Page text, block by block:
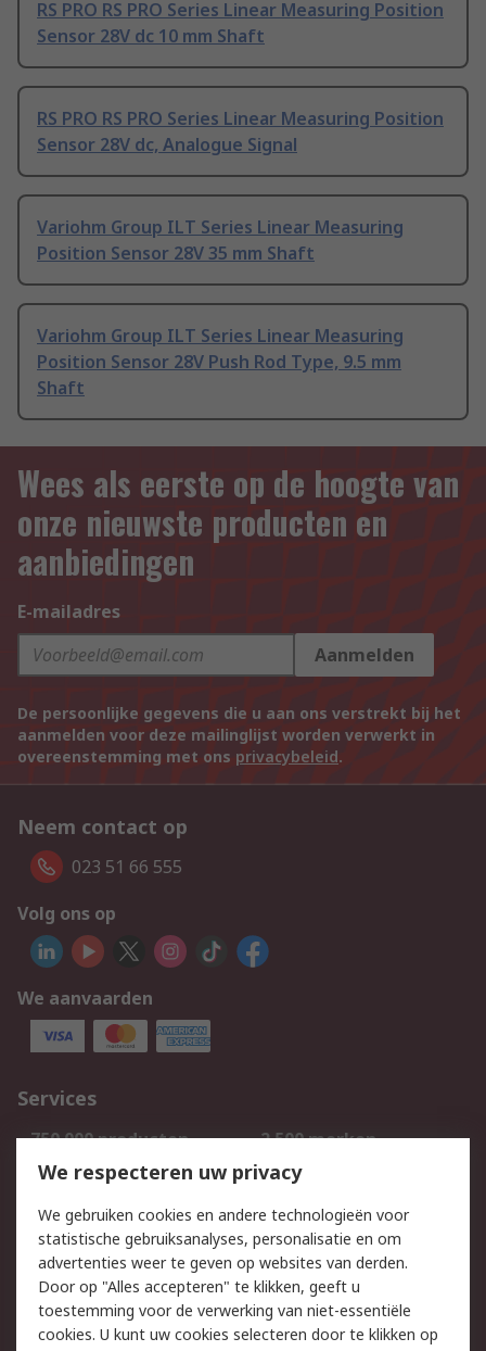
RS PRO RS PRO Series Linear Measuring Position
Sensor 28V dc 10 mm Shaft
RS PRO RS PRO Series Linear Measuring Position
Sensor 28V dc, Analogue Signal
Variohm Group ILT Series Linear Measuring
Position Sensor 28V 35 mm Shaft
Variohm Group ILT Series Linear Measuring
Position Sensor 28V Push Rod Type, 9.5 mm
Shaft
Wees als eerste op de hoogte van
onze nieuwste producten en
aanbiedingen
E-mailadres
Aanmelden
De persoonlijke gegevens die u aan ons verstrekt bij het
aanmelden voor deze mailinglijst worden verwerkt in
overeenstemming met ons privacybeleid.
Neem contact op
023 51 66 555
Volg ons op
We aanvaarden
Services
750.000 producten
2.500 merken
Bestellen
Inkoopoplossingen
Track & Trace
Wettelijk
Cookiebeleid
Email veiligheid
We respecteren uw privacy
We gebruiken cookies en andere technologieën voor
statistische gebruiksanalyses, personalisatie en om
advertenties weer te geven op websites van derden.
Door op "Alles accepteren" te klikken, geeft u
toestemming voor de verwerking van niet-essentiële
cookies. U kunt uw cookies selecteren door te klikken op